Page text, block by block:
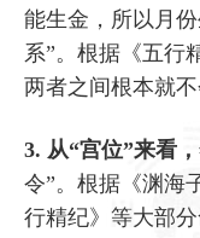
能生金，所以月
系”。根据《五行
两者之间根本就不
3. 从“宫位”来看，
令”。根据《渊海
行精纪》等大部